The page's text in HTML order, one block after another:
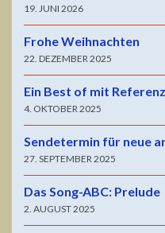
19. JUNI 2026
Frohe Weihnachten
22. DEZEMBER 2025
Ein Best of mit
4. OKTOBER 2025
Sendetermin für neue
27. SEPTEMBER 2025
Das Song-ABC: Prelude
2. AUGUST 2025